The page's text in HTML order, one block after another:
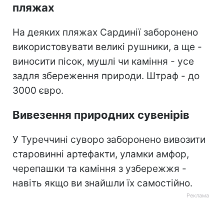
пляжах
На деяких пляжах Сардинії заборонено
використовувати великі рушники, а ще -
виносити пісок, мушлі чи каміння - усе
задля збереження природи. Штраф - до
3000 євро.
Вивезення природних сувенірів
У Туреччині суворо заборонено вивозити
старовинні артефакти, уламки амфор,
черепашки та каміння з узбережжя -
навіть якщо ви знайшли їх самостійно.